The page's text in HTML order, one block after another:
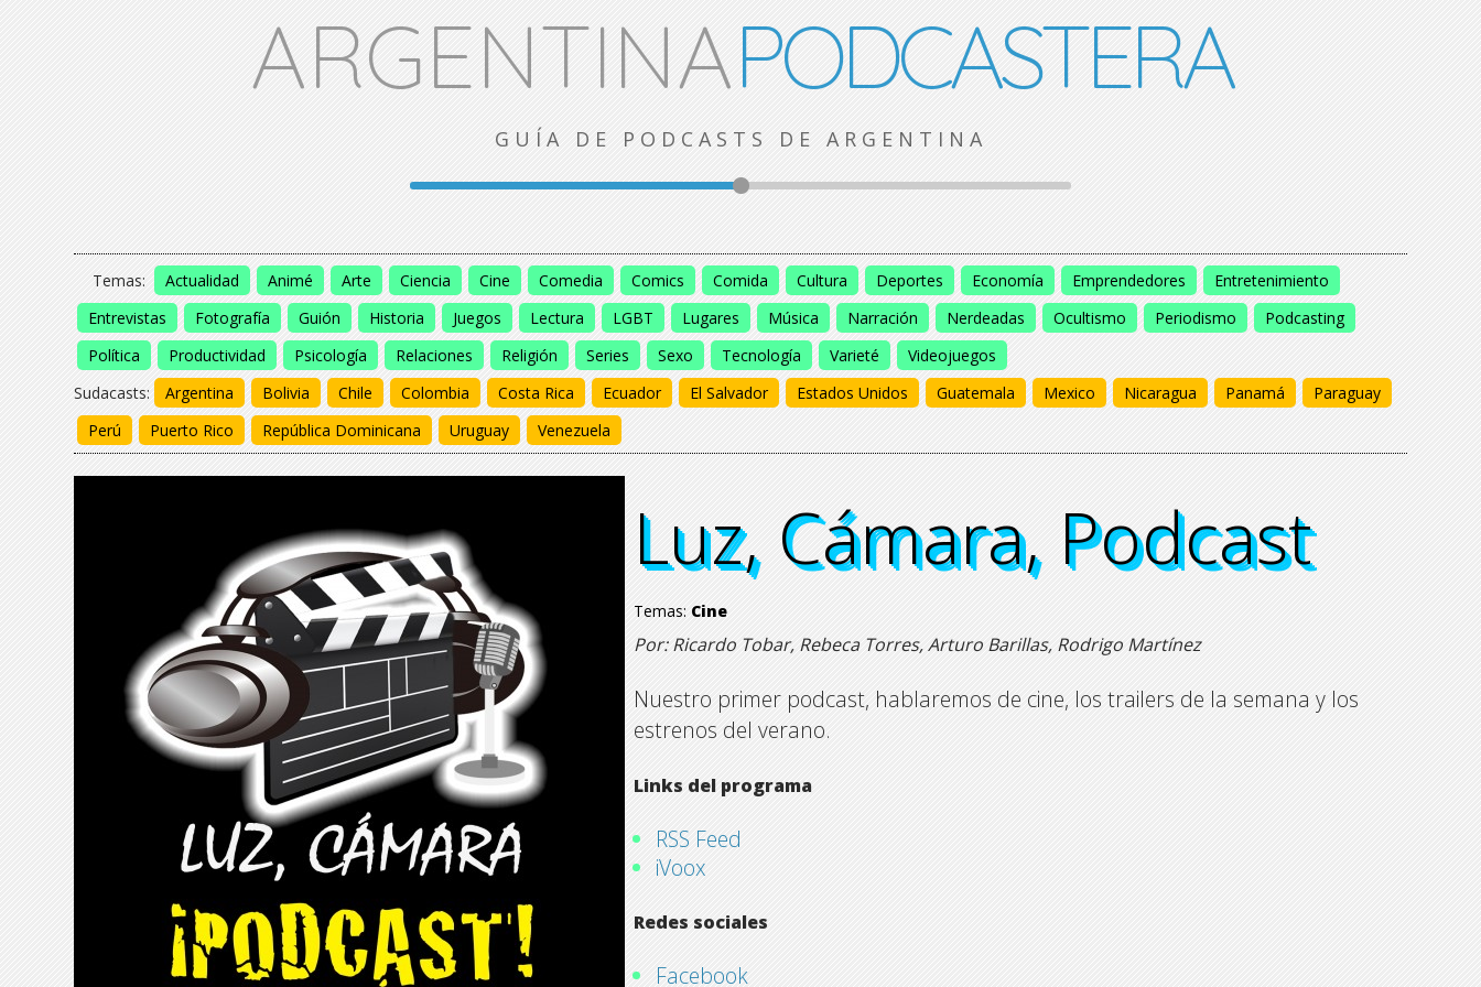
ARGENTINAPODCASTERA
GUÍA DE PODCASTS DE ARGENTINA
Temas: Actualidad Animé Arte Ciencia Cine Comedia Comics Comida Cultura Deportes Economía Emprendedores
Entretenimiento
Entrevistas
Fotografía Guión Historia Juegos Lectura LGBT Lugares Música Narración Nerdeadas Ocultismo Periodismo
Podcasting
Política
Productividad Psicología Relaciones Religión Series Sexo Tecnología Varieté
Videojuegos
Sudacasts:
Argentina Bolivia Chile Colombia Costa Rica Ecuador El Salvador Estados Unidos Guatemala Mexico Nicaragua Panamá
Paraguay
Perú
Puerto Rico República Dominicana Uruguay Venezuela
Luz, Cámara, Podcast
Luz, Cámara, Podcast
Luz, Cámara, Podcast
Luz, Cámara, Podcast
Temas: Cine
Por: Ricardo Tobar, Rebeca Torres, Arturo Barillas, Rodrigo Martínez
Nuestro primer podcast, hablaremos de cine, los trailers de la semana y los
estrenos del verano.
Links del programa
RSS Feed
iVoox
Redes sociales
Facebook